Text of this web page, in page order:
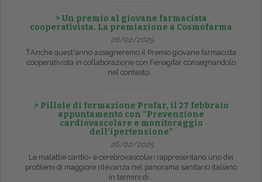
> Un premio al giovane farmacista
cooperativista. La premiazione a Cosmofarma
26/02/2025
ŤAnche quest'anno assegneremo il Premio giovane farmacista
cooperativista in collaborazione con Fenagifar consegnandolo
nel contesto...
> Pillole di formazione Profar, il 27 febbraio
appuntamento con “Prevenzione
cardiovascolare e monitoraggio
dell’ipertensione”
26/02/2025
Le malattie cardio- e cerebrovascolari rappresentano uno dei
problemi di maggiore rilevanza nel panorama sanitario italiano
in termini di...